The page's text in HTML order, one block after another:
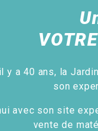
y a 40 ans, la
son
avec son site
vente de